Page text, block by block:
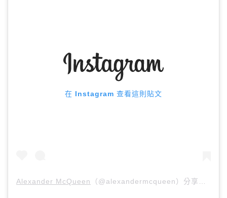
在 Instagram 查看這則貼文
Alexander McQueen （@alexandermcqueen）分享的貼文 於